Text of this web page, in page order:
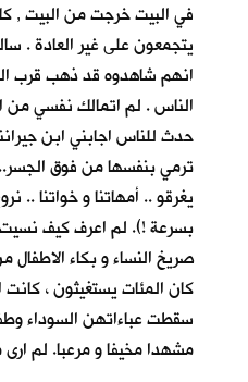
في البيت خرجت من البيت ,
يتجمعون على غير العادة .
انهم شاهدوه قد ذهب قرب
الناس . لم اتمالك نفسي من
حدث للناس اجابني ابن
ترمي بنفسها من فوق
يغرقو .. أمهاتنا و خواتنا ..
بسرعة !). لم اعرف كيف
صريخ النساء و بكاء الاطفال
كان المئات يستغيثون ،
سقطت عباءاتهن السوداء
مشهدا مخيفا و مرعبا. لم